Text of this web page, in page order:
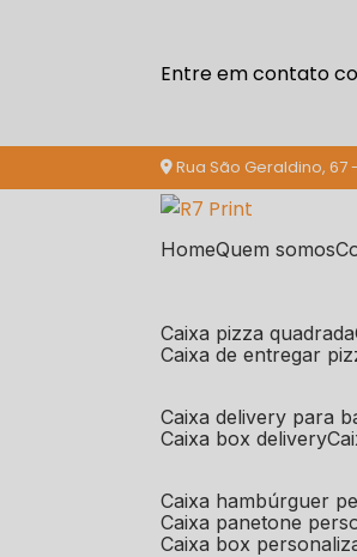
Entre em contato
Rua São Geraldino, 67
Home Quem somos
caixa pizza quadrada
caixa de entregar
caixa delivery para
caixa box delivery
caixa hambúrguer
caixa panetone
caixa box